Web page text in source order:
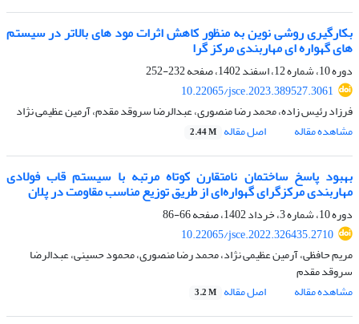
بکارگیری روشی نوین به منظور کاهش اثرات مود های بالاتر در سیستم
های گهواره ای مهاربندی مرکز گرا
دوره 10، شماره 12، اسفند 1402، صفحه
232-252
10.22065/jsce.2023.389527.3061
فرزاد رئیس زاده، محمد رضا منصوری، عبدالرضا سروقد مقدم، آرمین عظیمی نژاد
مشاهده مقاله
اصل مقاله 2.44 M
بهبود پاسخ ساختمان نامتقارن کوتاه مرتبه با سیستم قاب فولادی
مهاربندی مرکزگرای گهواره‌ای از طریق توزیع مناسب مقاومت در پلان
دوره 10، شماره 3، خرداد 1402، صفحه
66-86
10.22065/jsce.2022.326435.2710
مریم حافظی، آرمین عظیمی نژاد، محمد رضا منصوری، محمود حسینی، عبدالرضا
سروقد مقدم
مشاهده مقاله
اصل مقاله 3.2 M